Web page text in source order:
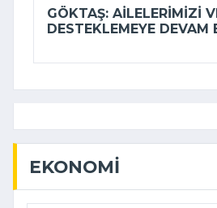
GÖKTAŞ: AILELERIMIZI
DESTEKLEMEYE DEVAM
EKONOMI